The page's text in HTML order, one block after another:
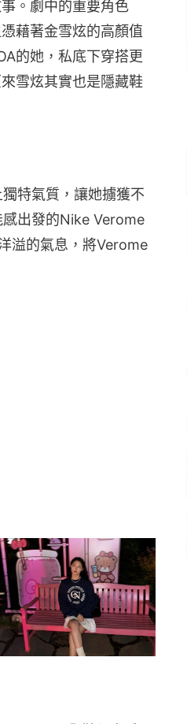
。劇中的重要角色
藉著金雪炫的高顏值
的她，私底下穿搭更
雪炫其實也是隱藏鞋
特氣質，讓她擄獲不
出發的Nike Verome
溢的氣息，將Verome